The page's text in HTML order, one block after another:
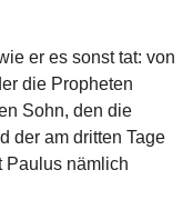
er es sonst tat: von
die Propheten
Sohn, den die
der am dritten Tage
Paulus nämlich